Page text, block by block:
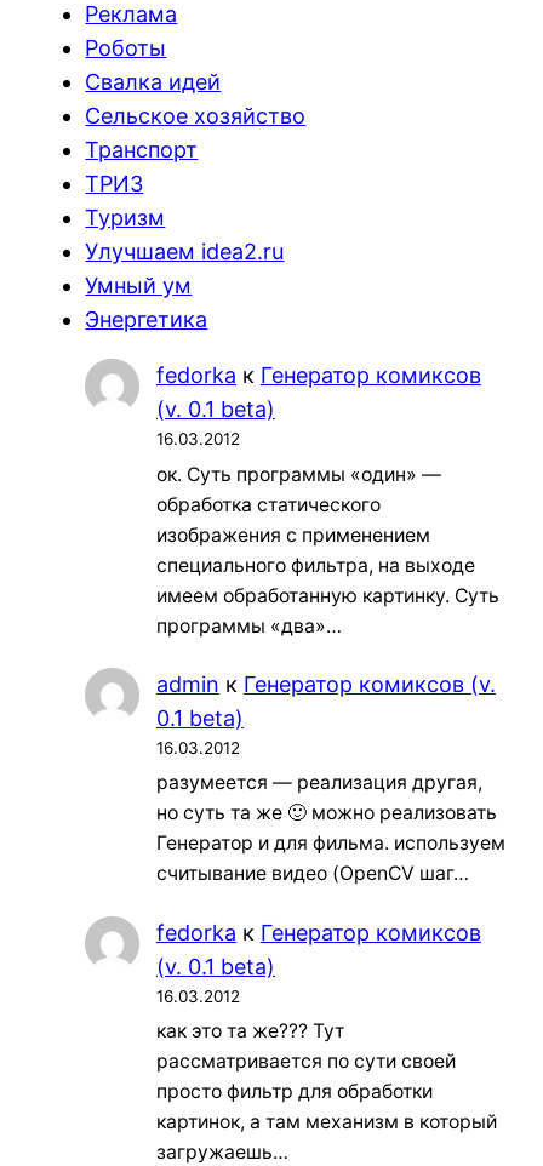
Реклама
Роботы
Свалка идей
Сельское хозяйство
Транспорт
ТРИЗ
Туризм
Улучшаем idea2.ru
Умный ум
Энергетика
fedorka к Генератор комиксов
(v. 0.1 beta)
16.03.2012
ок. Суть программы «один» —
обработка статического
изображения с применением
специального фильтра, на выходе
имеем обработанную картинку. Суть
программы «два»…
admin к Генератор комиксов (v.
0.1 beta)
16.03.2012
разумеется — реализация другая,
но суть та же 🙂 можно реализовать
Генератор и для фильма. используем
считывание видео (OpenCV шаг…
fedorka к Генератор комиксов
(v. 0.1 beta)
16.03.2012
как это та же??? Тут
рассматривается по сути своей
просто фильтр для обработки
картинок, а там механизм в который
загружаешь…